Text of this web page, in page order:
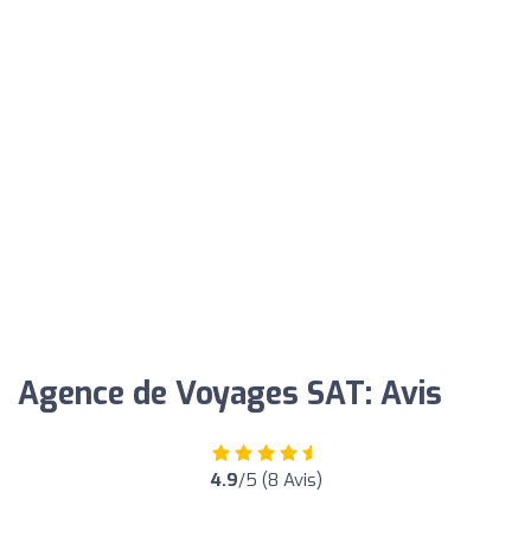
Agence de Voyages SAT: Avis
4.9/5 (8 Avis)